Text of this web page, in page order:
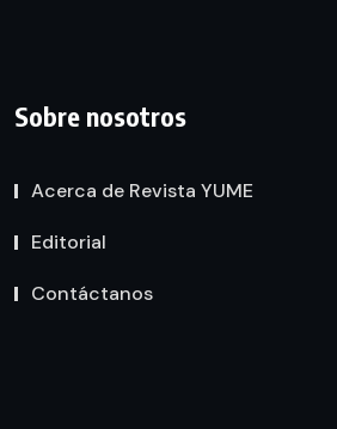
Sobre nosotros
Acerca de Revista YUME
Editorial
Contáctanos